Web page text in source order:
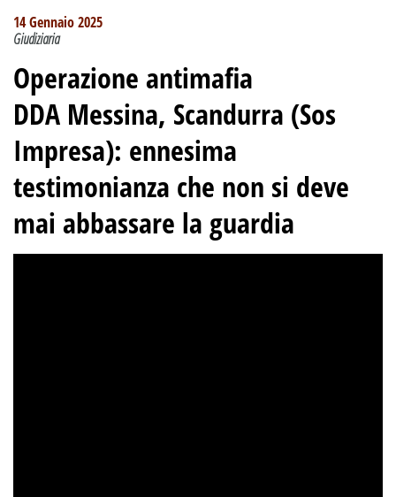
14 Gennaio 2025
Giudiziaria
Operazione antimafia
DDA Messina, Scandurra (Sos
Impresa): ennesima
testimonianza che non si deve
mai abbassare la guardia